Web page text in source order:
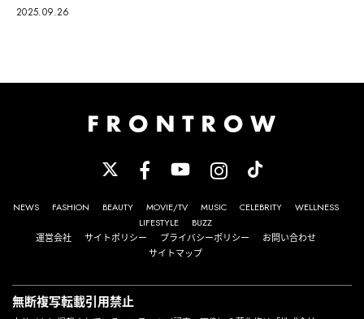
2025.09.26
NEWS FASHION BEAUTY MOVIE/TV MUSIC CELEBRITY
WELLNESS
LIFESTYLE
BUZZ
運営会社
サイトポリシー プライバシーポリシー
お問い合わせ
サイトマップ
無断複写転載引用禁止